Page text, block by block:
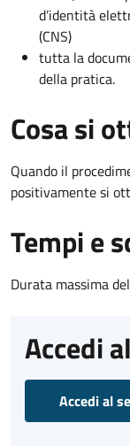
d’identità
(CNS)
tutta la
della pratica.
Cosa si
Quando il
positivamente si
Tempi e
Durata massima
Accedi
Accedi al